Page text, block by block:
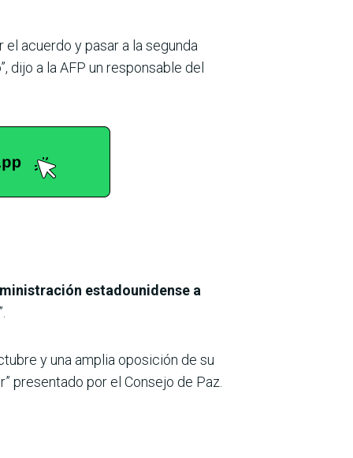
acuerdo y pasar a la segunda
dijo a la AFP un responsable del
estadounidense a
”.
y una amplia oposición de su
presentado por el Consejo de Paz.